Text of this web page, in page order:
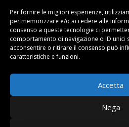
Per fornire le migliori esperienze,
per memorizzare e/o accedere alle
consenso a queste tecnologie ci
comportamento di navigazione o ID unici
acconsentire o ritirare il consenso può
caratteristiche e funzioni.
Accetta
Nega
Email:info@tdl.it
Terra di Lunigiana © di Filippi